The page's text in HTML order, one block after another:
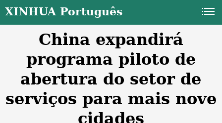
XINHUA Português
China expandirá
programa piloto de
abertura do setor de
serviços para mais nove
cidades